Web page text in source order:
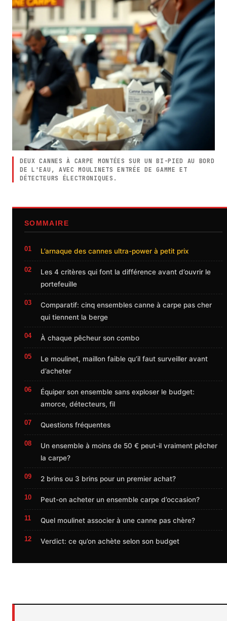
DEUX CANNES À CARPE MONTÉES SUR UN BI-PIED AU BORD
DE L'EAU, AVEC MOULINETS ENTRÉE DE GAMME ET
DÉTECTEURS ÉLECTRONIQUES.
SOMMAIRE
L’arnaque des cannes ultra-power à petit prix
Les 4 critères qui font la différence avant d’ouvrir le
portefeuille
Comparatif: cinq ensembles canne à carpe pas cher
qui tiennent la berge
À chaque pêcheur son combo
Le moulinet, maillon faible qu’il faut surveiller avant
d’acheter
Équiper son ensemble sans exploser le budget:
amorce, détecteurs, fil
Questions fréquentes
Un ensemble à moins de 50 € peut-il vraiment pêcher
la carpe?
2 brins ou 3 brins pour un premier achat?
Peut-on acheter un ensemble carpe d’occasion?
Quel moulinet associer à une canne pas chère?
Verdict: ce qu’on achète selon son budget